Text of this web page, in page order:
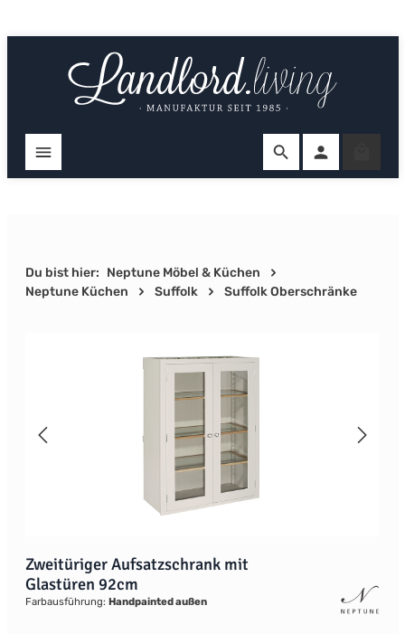
Du bist hier: Neptune Möbel & Küchen
Neptune Küchen
Suffolk Suffolk Oberschränke
Zweitüriger Aufsatzschrank mit
Glastüren 92cm
Farbausführung: Handpainted außen